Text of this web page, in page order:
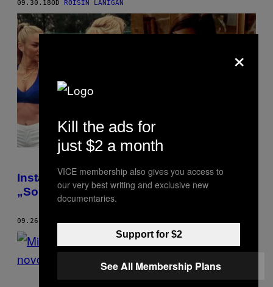
09.30.18OD ROISIN LANIGAN
Instagram nalog koji slavi kičastu modu
„Sopranovih“
09.26.18
×
Kill the ads for
just $2 a month
VICE membership also gives you access to
our very best writing and exclusive new
documentaries.
Support for $2
See All Membership Plans